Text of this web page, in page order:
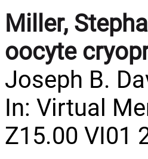
Miller,
oocyte
Joseph B.
In: Virtual
Z15.00 VI01